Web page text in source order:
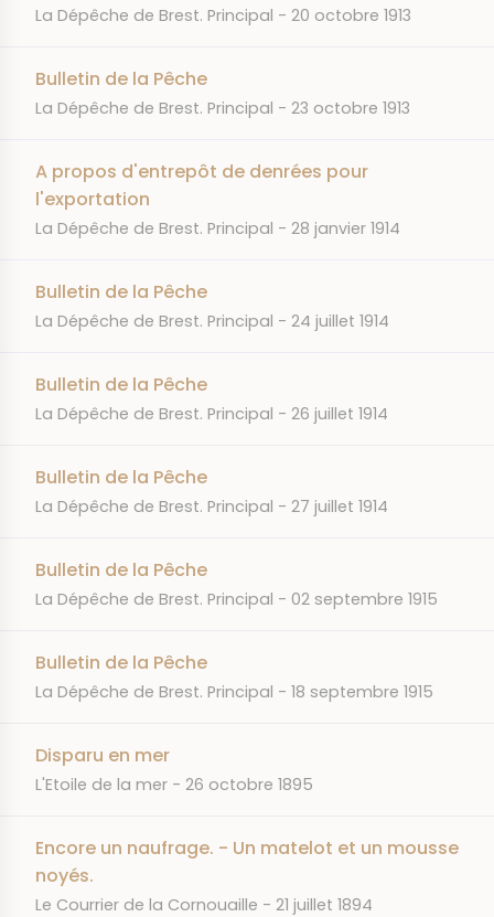
JOURNAL
La Dépêche de Brest. Principal DATE
20 octobre 1913
Bulletin de la Pêche
JOURNAL
La Dépêche de Brest. Principal DATE
23 octobre 1913
A propos d'entrepôt de denrées pour
l'exportation
JOURNAL
La Dépêche de Brest. Principal DATE
28 janvier 1914
Bulletin de la Pêche
JOURNAL
La Dépêche de Brest. Principal DATE
24 juillet 1914
Bulletin de la Pêche
JOURNAL
La Dépêche de Brest. Principal DATE
26 juillet 1914
Bulletin de la Pêche
JOURNAL
La Dépêche de Brest. Principal DATE
27 juillet 1914
Bulletin de la Pêche
JOURNAL
La Dépêche de Brest. Principal DATE
02 septembre 1915
Bulletin de la Pêche
JOURNAL
La Dépêche de Brest. Principal DATE
18 septembre 1915
Disparu en mer
JOURNAL
L'Etoile de la mer DATE
26 octobre 1895
Encore un naufrage. - Un matelot et un mousse
noyés.
JOURNAL
Le Courrier de la Cornouaille DATE
21 juillet 1894